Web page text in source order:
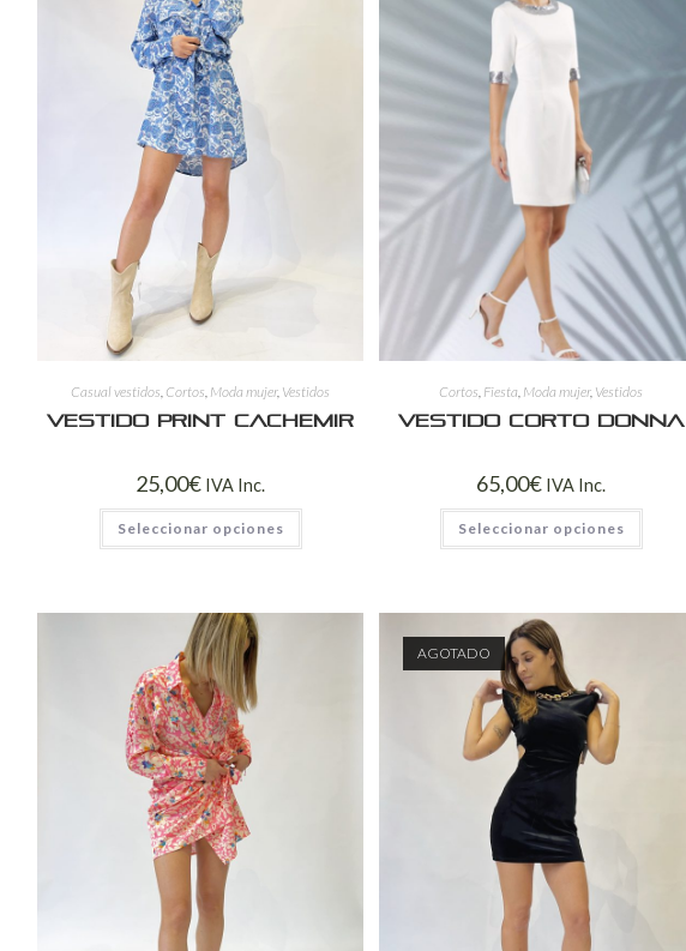
Casual vestidos Cortos Moda mujer, Vestidos
Vestido print Cachemir
25,00€ IVA Inc.
Seleccionar opciones
Cortos Fiesta Moda mujer, Vestidos
Vestido corto Donna
65,00€ IVA Inc.
Seleccionar opciones
AGOTADO